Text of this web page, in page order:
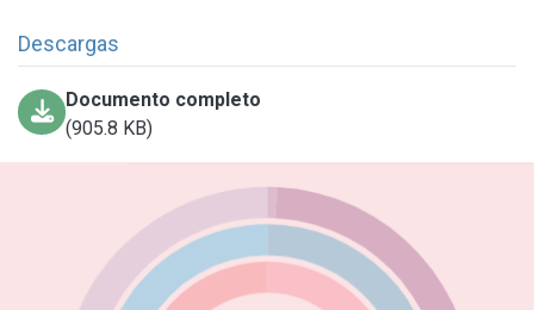
Descargas
Documento completo
(905.8 KB)